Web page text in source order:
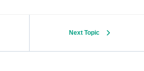
Next Topic